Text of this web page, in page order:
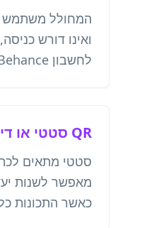
המחולל משתמש
לחשבון Behance.
QR סטטי או דינמי
סטטי מתאים
מאפשר לשנות
כאשר התכונות